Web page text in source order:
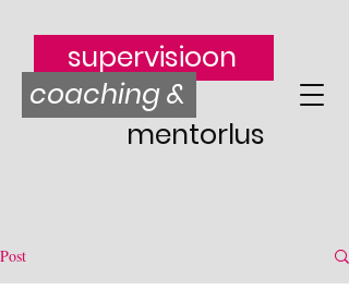
mentorlus
supervisioon
coaching &
Post